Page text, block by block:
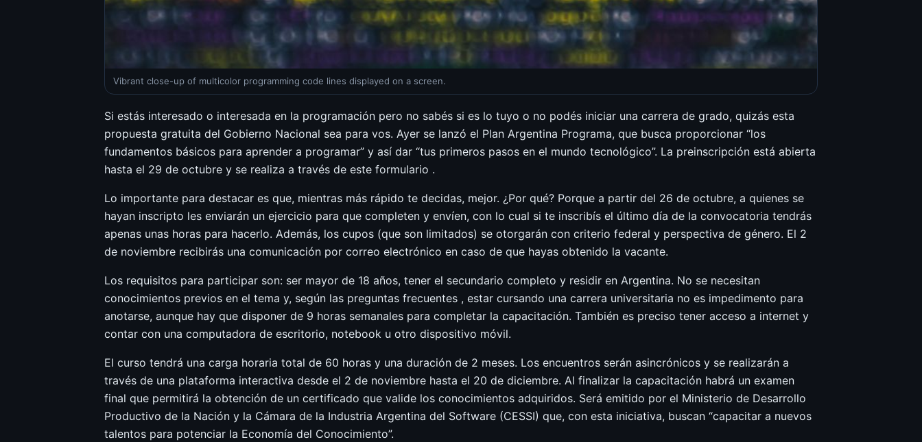
Vibrant close-up of multicolor programming code lines displayed on a screen.
Si estás interesado o interesada en la programación pero no sabés si es lo tuyo o no podés iniciar una carrera de grado, quizás esta
propuesta gratuita del Gobierno Nacional sea para vos. Ayer se lanzó el Plan Argentina Programa, que busca proporcionar “los
fundamentos básicos para aprender a programar” y así dar “tus primeros pasos en el mundo tecnológico”. La preinscripción está abierta
hasta el 29 de octubre y se realiza a través de este formulario .
Lo importante para destacar es que, mientras más rápido te decidas, mejor. ¿Por qué? Porque a partir del 26 de octubre, a quienes se
hayan inscripto les enviarán un ejercicio para que completen y envíen, con lo cual si te inscribís el último día de la convocatoria tendrás
apenas unas horas para hacerlo. Además, los cupos (que son limitados) se otorgarán con criterio federal y perspectiva de género. El 2
de noviembre recibirás una comunicación por correo electrónico en caso de que hayas obtenido la vacante.
Los requisitos para participar son: ser mayor de 18 años, tener el secundario completo y residir en Argentina. No se necesitan
conocimientos previos en el tema y, según las preguntas frecuentes , estar cursando una carrera universitaria no es impedimento para
anotarse, aunque hay que disponer de 9 horas semanales para completar la capacitación. También es preciso tener acceso a internet y
contar con una computadora de escritorio, notebook u otro dispositivo móvil.
El curso tendrá una carga horaria total de 60 horas y una duración de 2 meses. Los encuentros serán asincrónicos y se realizarán a
través de una plataforma interactiva desde el 2 de noviembre hasta el 20 de diciembre. Al finalizar la capacitación habrá un examen
final que permitirá la obtención de un certificado que valide los conocimientos adquiridos. Será emitido por el Ministerio de Desarrollo
Productivo de la Nación y la Cámara de la Industria Argentina del Software (CESSI) que, con esta iniciativa, buscan “capacitar a nuevos
talentos para potenciar la Economía del Conocimiento”.